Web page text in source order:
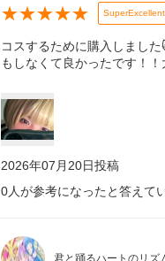
★★★★★ SuperExcellent
コスするために購入しまし
もしなくて良かったです！！
2026年07月20日投稿
0人が参考になったと答えて
君と踊るハートのリズ